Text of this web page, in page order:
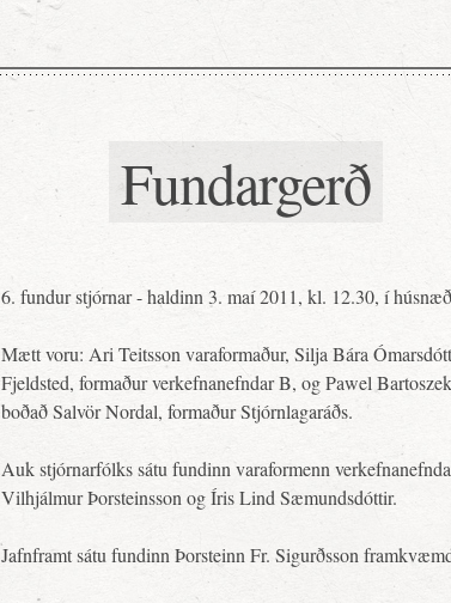
Fundargerð
6. fundur stjórnar - haldinn 3. maí 2011, kl. 12.30, í
Mætt voru: Ari Teitsson varaformaður, Silja Bára
Fjeldsted, formaður verkefnanefndar B, og Pawel
boðað Salvör Nordal, formaður Stjórnlagaráðs.
Auk stjórnarfólks sátu fundinn varaformenn
Vilhjálmur Þorsteinsson og Íris Lind Sæmundsdóttir.
Jafnframt sátu fundinn Þorsteinn Fr. Sigurðsson